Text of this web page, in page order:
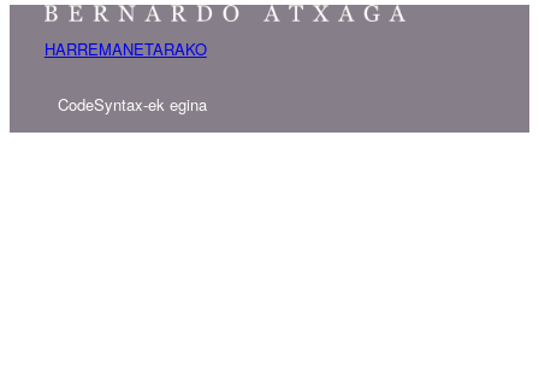
HARREMANETARAKO
CodeSyntax-ek egina